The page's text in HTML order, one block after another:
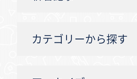
カテゴリーから探す